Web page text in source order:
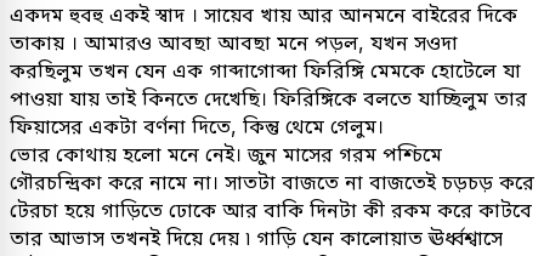
একদম হুবহু একই স্বাদ । সায়েব খায় আর আনমনে বাইরের দিকে
তাকায় । আমারও আবছা আবছা মনে পড়ল, যখন সওদা
করছিলুম তখন যেন এক গাব্দাগোব্দা ফিরিঙ্গি মেমকে হোটেলে যা
পাওয়া যায় তাই কিনতে দেখেছি। ফিরিঙ্গিকে বলতে যাচ্ছিলুম তার
ফিয়াসের একটা বর্ণনা দিতে, কিন্তু থেমে গেলুম।
ভোর কোথায় হলো মনে নেই। জুন মাসের গরম পশ্চিমে
গৌরচন্দ্রিকা করে নামে না। সাতটা বাজতে না বাজতেই চড়চড় করে
টেরচা হয়ে গাড়িতে ঢোকে আর বাকি দিনটা কী রকম করে কাটবে
তার আভাস তখনই দিয়ে দেয় ৷ গাড়ি যেন কালোয়াত ঊর্ধ্বশ্বাসে